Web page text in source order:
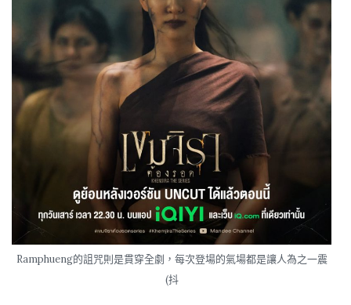
Ramphueng的詛咒則是貫穿全劇，每次登場的氣場都是讓人為之一震
(抖